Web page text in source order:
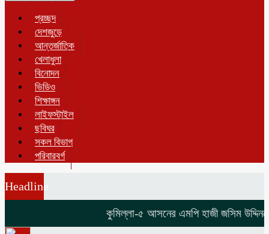
প্রচ্ছদ
দেশজুড়ে
আন্তর্জাতিক
খেলাধুলা
বিনোদন
ভিডিও
শিক্ষাঙ্গন
লাইফস্টাইল
ছবিঘর
সকল বিভাগ
পরিবারবর্গ
Headline
কুমিল্লা-৫ আসনের এমপি হাজী জসিম উদ্দিনকে